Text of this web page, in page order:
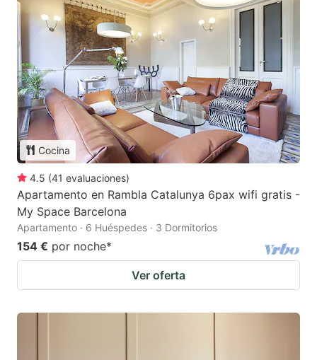
Cocina
4.5 (41 evaluaciones)
Apartamento en Rambla Catalunya 6pax wifi gratis -
My Space Barcelona
Apartamento · 6 Huéspedes · 3 Dormitorios
154 € por noche*
Ver oferta